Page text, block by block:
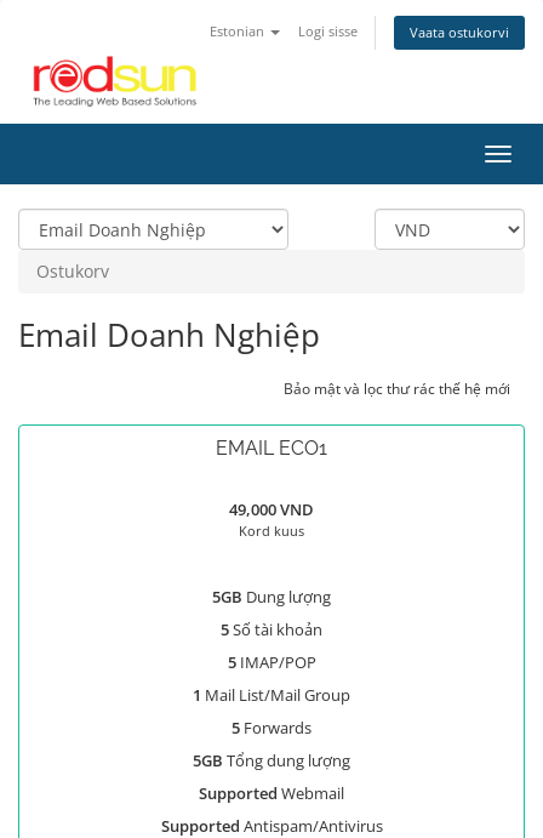
Estonian Logi sisse Vaata ostukorvi
Ostukorv
Email Doanh Nghiệp
Bảo mật và lọc thư rác thế hệ mới
EMAIL ECO1
49,000 VND
Kord kuus
5GB Dung lượng
5Số tài khoản
5IMAP/POP
1 Mail List/Mail Group
5 Forwards
5GB Tổng dung lượng
Supported Webmail
Supported Antispam/Antivirus